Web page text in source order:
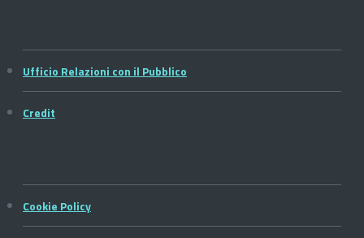
Ufficio Relazioni con il Pubblico
Credit
Cookie Policy